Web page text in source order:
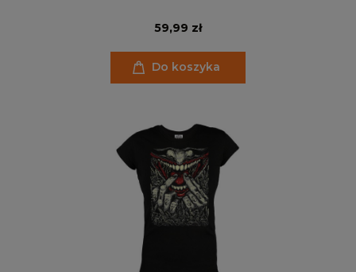
59,99 zł
Do koszyka